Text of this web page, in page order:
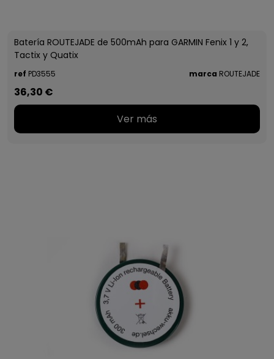
Batería ROUTEJADE de 500mAh para GARMIN Fenix 1 y 2,
Tactix y Quatix
ref PD3555 marca ROUTEJADE
36,30 €
Ver más